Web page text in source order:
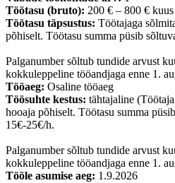
Töötasu (bruto): 200 € – 800 € kuus
Töötasu täpsustus: Töötajaga
põhiselt. Töötasu summa püsib
Palganumber sõltub tundide arvust
kokkuleppeline tööandjaga enne 1.
Tööaeg: Osaline tööaeg
Töösuhte kestus: tähtajaline
hooaja põhiselt. Töötasu summa
15€-25€/h.
Palganumber sõltub tundide arvust
kokkuleppeline tööandjaga enne 1.
Tööle asumise aeg: 1.9.2026